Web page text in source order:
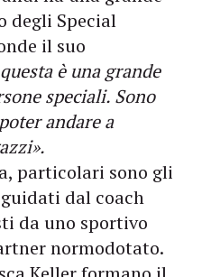
degli Special
il suo
è una grande
speciali. Sono
andare a
particolari sono gli
dal coach
da uno sportivo
normodotato.